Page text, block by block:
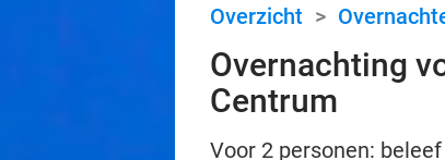
Overzicht >
Overnachting
Centrum
Voor 2 personen: